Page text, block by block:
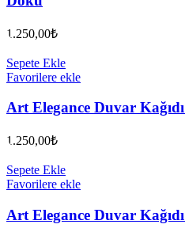
1.250,00₺
Sepete Ekle
Favorilere ekle
Art Elegance Duvar
1.250,00₺
Sepete Ekle
Favorilere ekle
Art Elegance Duvar